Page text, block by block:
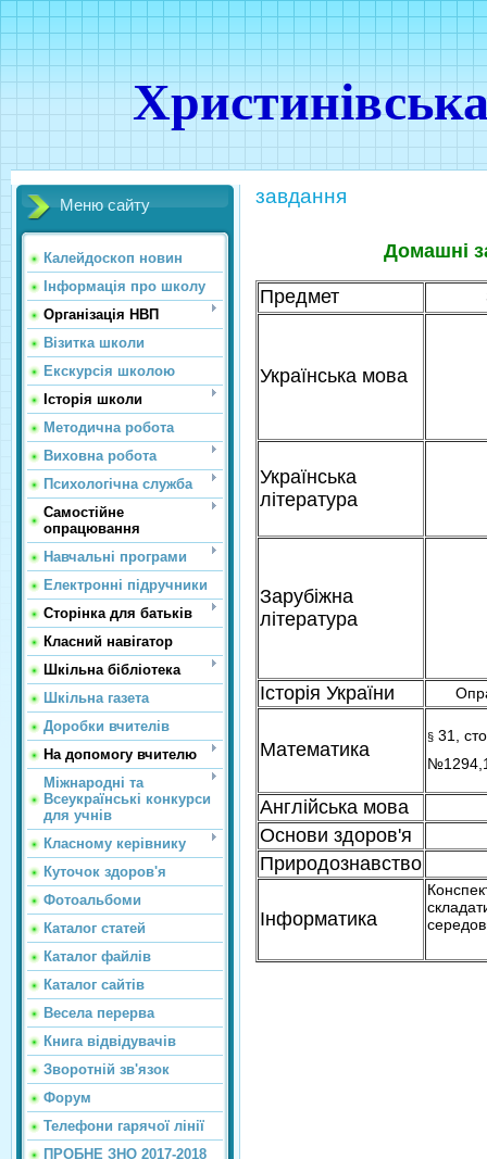
Меню сайту
Калейдоскоп новин
Інформація про школу
Організація НВП
Візитка школи
Екскурсія школою
Історія школи
Методична робота
Виховна робота
Психологічна служба
Самостійне
опрацювання
Навчальні програми
Електронні підручники
Сторінка для батьків
Класний навігатор
Шкільна бібліотека
Шкільна газета
Доробки вчителів
На допомогу вчителю
Міжнародні та
Всеукраїнські конкурси
для учнів
Класному керівнику
Куточок здоров'я
Фотоальбоми
Каталог статей
Каталог файлів
Каталог сайтiв
Весела перерва
Книга відвідувачів
Зворотній зв'язок
Форум
Телефони гарячої лінії
ПРОБНЕ ЗНО 2017-2018
завдання
Домашні
Предмет
Українська мова
Українська
література
Зарубіжна
література
Історія України
Математика
§ 31,
Англійська мова
Основи здоров'я
Природознавство
Інформатика